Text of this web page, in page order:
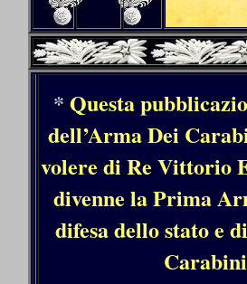
* Questa
dell’Arma Dei
volere di Re Vittorio
divenne la Prima
difesa dello stato e